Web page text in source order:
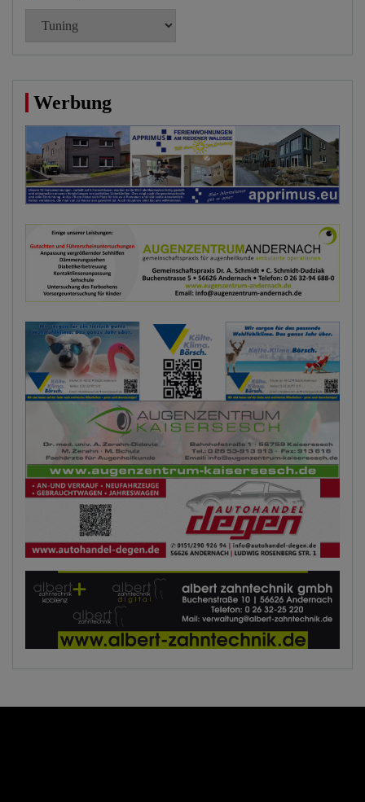
Werbung